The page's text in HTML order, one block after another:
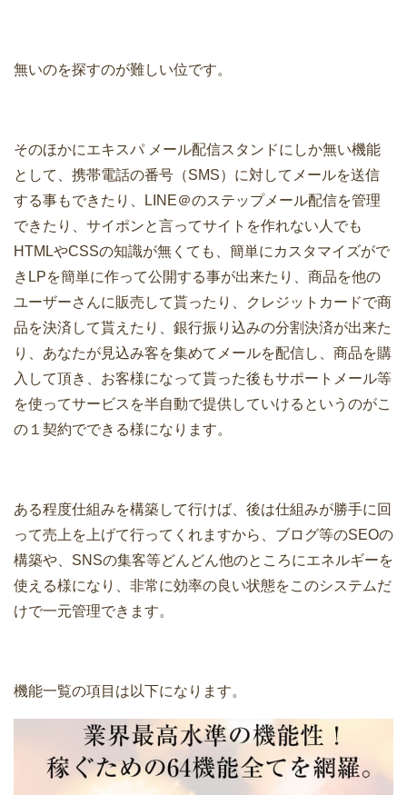
無いのを探すのが難しい位です。
そのほかにエキスパ メール配信スタンドにしか無い機能
として、携帯電話の番号（SMS）に対してメールを送信
する事もできたり、LINE＠のステップメール配信を管理
できたり、サイポンと言ってサイトを作れない人でも
HTMLやCSSの知識が無くても、簡単にカスタマイズがで
きLPを簡単に作って公開する事が出来たり、商品を他の
ユーザーさんに販売して貰ったり、クレジットカードで商
品を決済して貰えたり、銀行振り込みの分割決済が出来た
り、あなたが見込み客を集めてメールを配信し、商品を購
入して頂き、お客様になって貰った後もサポートメール等
を使ってサービスを半自動で提供していけるというのがこ
の１契約でできる様になります。
ある程度仕組みを構築して行けば、後は仕組みが勝手に回
って売上を上げて行ってくれますから、ブログ等のSEOの
構築や、SNSの集客等どんどん他のところにエネルギーを
使える様になり、非常に効率の良い状態をこのシステムだ
けで一元管理できます。
機能一覧の項目は以下になります。